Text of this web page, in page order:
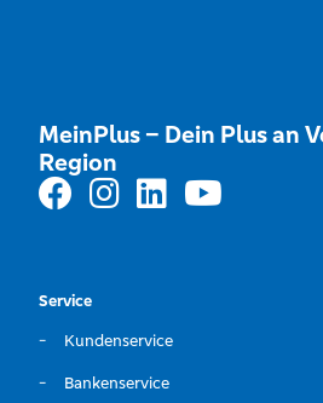
MeinPlus – Dein Plus an
Region
Service
Kundenservice
Bankenservice